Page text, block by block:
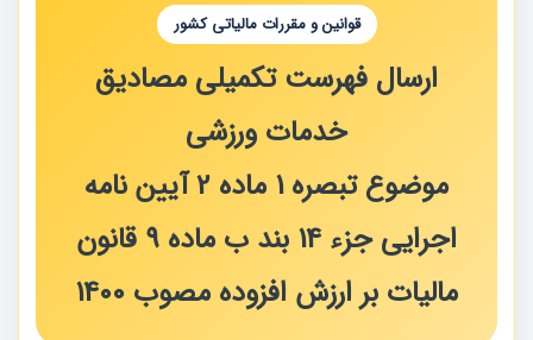
قوانین و مقررات مالیاتی کشور
ارسال فهرست تکمیلی مصادیق
خدمات ورزشی
موضوع تبصره 1 ماده 2 آیین نامه
اجرایی جزء 14 بند ب ماده 9 قانون
مالیات بر ارزش افزوده مصوب 1400